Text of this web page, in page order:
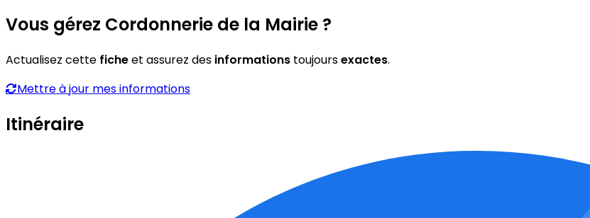
Vous gérez Cordonnerie de la Mairie ?
Actualisez cette ficheet assurez des informations toujoursexactes.
Mettre à jour mes informations
Itinéraire